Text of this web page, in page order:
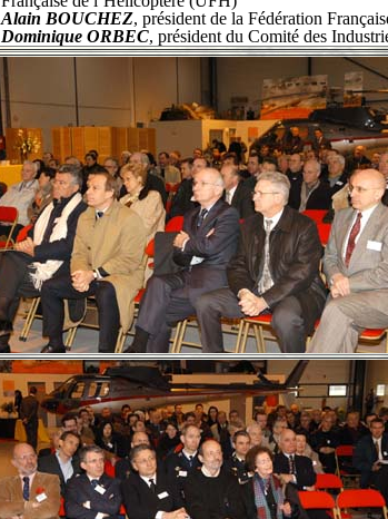
Alain BOUCHEZ, président de la Fédération
Dominique ORBEC, président du Comité des